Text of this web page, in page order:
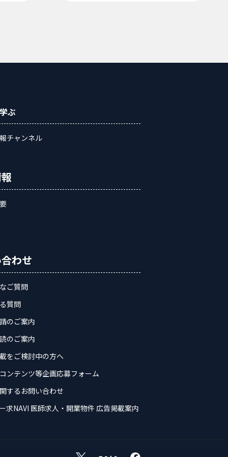
ぶ
チャンネル
わせ
ご質問
質問
のご案内
のご案内
をご検討中の方へ
ンテンツ等企画応募フォーム
するお問い合わせ
求NAVI 医師求人・開業物件 広告掲載案内